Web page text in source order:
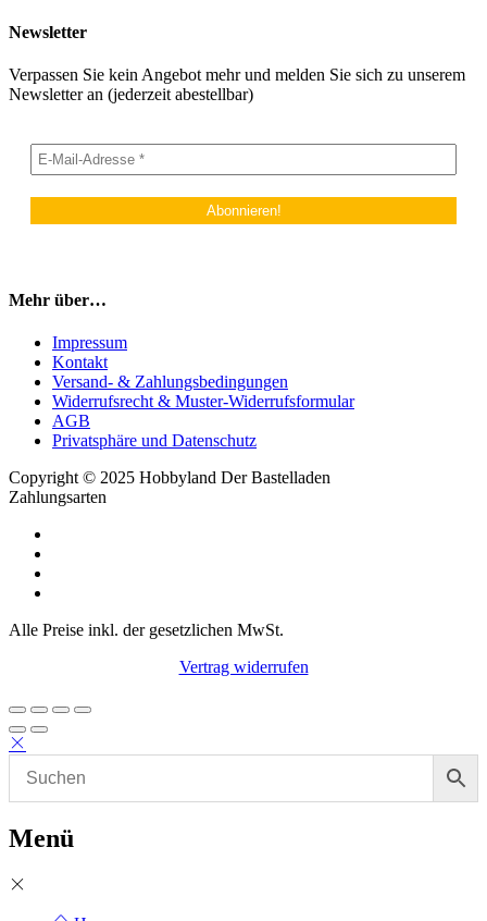
Newsletter
Verpassen Sie kein Angebot mehr und melden Sie sich zu unserem
Newsletter an (jederzeit abestellbar)
Mehr über…
Impressum
Kontakt
Versand- & Zahlungsbedingungen
Widerrufsrecht & Muster-Widerrufsformular
AGB
Privatsphäre und Datenschutz
Copyright © 2025 Hobbyland Der Bastelladen
Zahlungsarten
Alle Preise inkl. der gesetzlichen MwSt.
Vertrag widerrufen
Menü